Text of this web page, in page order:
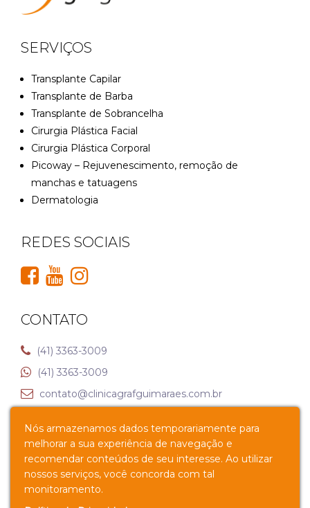
SERVIÇOS
Transplante Capilar
Transplante de Barba
Transplante de Sobrancelha
Cirurgia Plástica Facial
Cirurgia Plástica Corporal
Picoway – Rejuvenescimento, remoção de
manchas e tatuagens
Dermatologia
REDES SOCIAIS
CONTATO
(41) 3363-3009
(41) 3363-3009
contato@clinicagrafguimaraes.com.br
Av. Senador Souza Naves, 1025 – Alto da XV, Curitiba –
Nós armazenamos dados temporariamente para
melhorar a sua experiência de navegação e
recomendar conteúdos de seu interesse. Ao utilizar
nossos serviços, você concorda com tal
monitoramento.